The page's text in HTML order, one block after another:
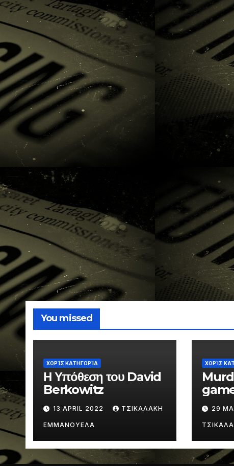
You missed
ΧΩΡΊΣ ΚΑΤΗΓΟΡΊΑ
Η Υπόθεση του David
Berkowitz
13 APRIL 2022 ΤΣΙΚΑΛΑΚΗ
ΕΜΜΑΝΟΥΕΛΑ
ΧΩΡΊΣ
29